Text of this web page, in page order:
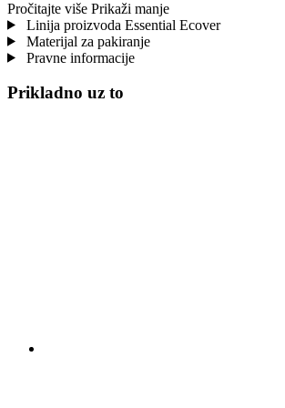
Pročitajte više Prikaži manje
Linija proizvoda Essential Ecover
Materijal za pakiranje
Pravne informacije
Prikladno uz to